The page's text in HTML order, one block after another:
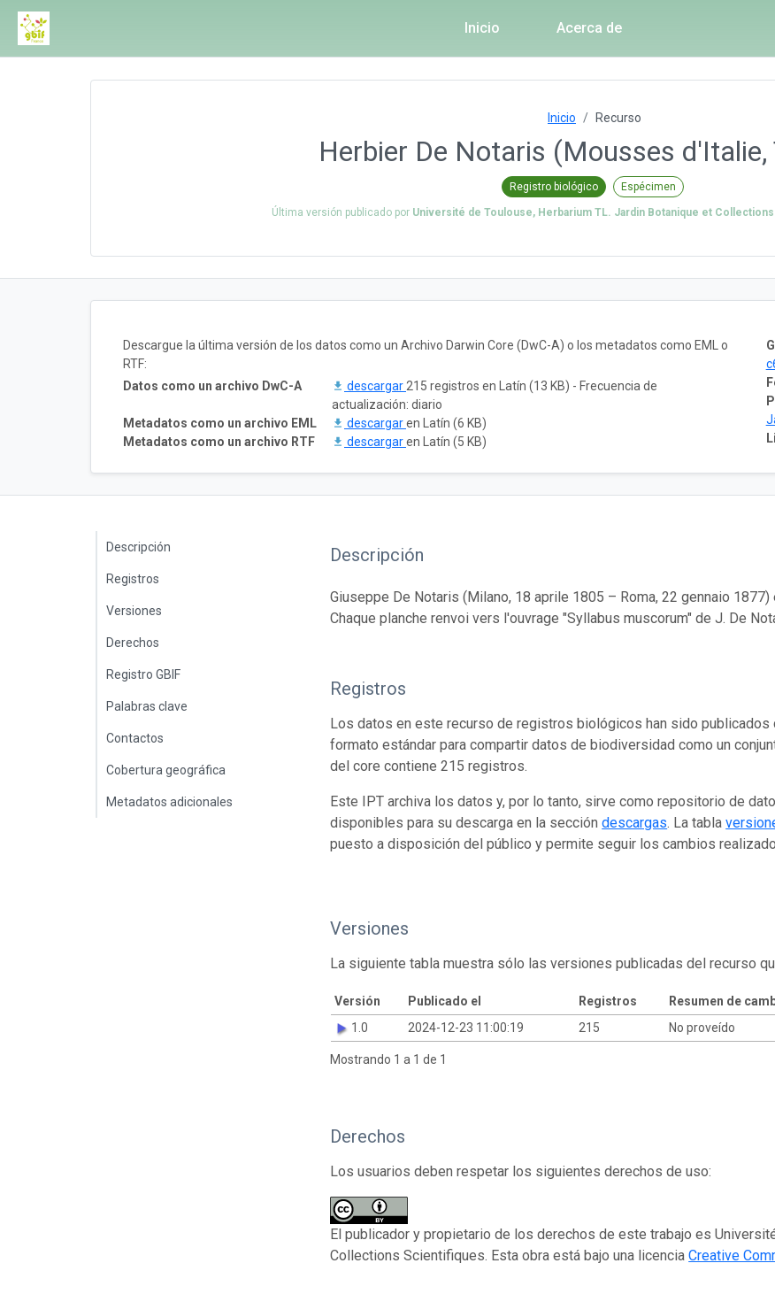
Inicio Acerca de
Inicio Recurso
Herbier De Notaris (Mousses
Registro biológico Espécimen
Última versión publicado por Université de Toulouse, Herbarium TL. Jardin Botanique et
Descargue la última versión de los datos como un Archivo Darwin Core (DwC-A) o los metadatos como EML o
RTF:
Datos como un archivo DwC-A
descargar 215 registros en Latín (13 KB) - Frecuencia de
actualización: diario
Metadatos como un archivo EML
descargaren Latín (6 KB)
Metadatos como un archivo RTF
descargaren Latín (5 KB)
Descripción
Registros
Versiones
Derechos
Registro GBIF
Palabras clave
Contactos
Cobertura geográfica
Metadatos adicionales
Descripción
Giuseppe De Notaris (Milano, 18 aprile 1805 – Roma, 22 gennaio
Chaque planche renvoi vers l'ouvrage "Syllabus muscorum" de J. De
Registros
Los datos en este recurso de registros biológicos han sido publicados
formato estándar para compartir datos de biodiversidad como un
del core contiene 215 registros.
Este IPT archiva los datos y, por lo tanto, sirve como repositorio de
disponibles para su descarga en la seccióndescargas. La tabla
puesto a disposición del público y permite seguir los cambios
Versiones
La siguiente tabla muestra sólo las versiones publicadas del recurso
Versión Publicado el Registros Resumen de
1.0
2024-12-23 11:00:19 215 No proveído
Mostrando 1 a 1 de 1
Derechos
Los usuarios deben respetar los siguientes derechos de uso:
El publicador y propietario de los derechos de este trabajo es
Collections Scientifiques. Esta obra está bajo una licenciaCreative